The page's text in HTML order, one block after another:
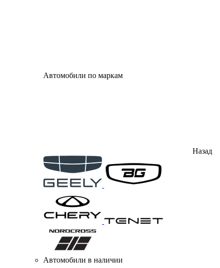
Автомобили по маркам
Назад
Автомобили в наличии